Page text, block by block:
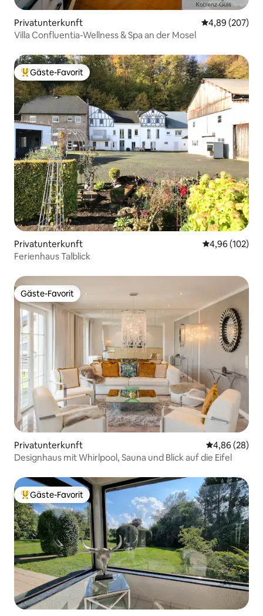
Privatunterkunft
4,89 (207)
Villa Confluentia-Wellness & Spa an der Mosel
Beliebter Gäste-Favorit.
Gäste-Favorit
Privatunterkunft
4,96 (102)
Ferienhaus Talblick
Gäste-Favorit
Gäste-Favorit
Privatunterkunft
4,86 (28)
Designhaus mit Whirlpool, Sauna und Blick auf die Eifel
Beliebter Gäste-Favorit.
Gäste-Favorit